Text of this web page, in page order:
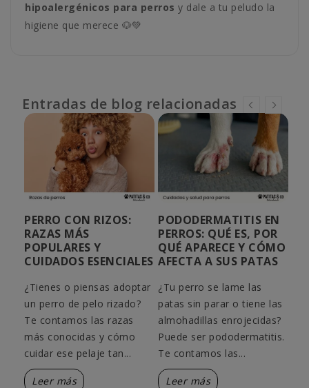
hipoalergénicos para perros y dale a tu peludo la
higiene que merece 🐶💚
Entradas de blog relacionadas
PERRO CON RIZOS:
RAZAS MÁS
POPULARES Y
CUIDADOS ESENCIALES
¿Tienes o piensas adoptar
un perro de pelo rizado?
Te contamos las razas
más conocidas y cómo
cuidar ese pelaje tan...
Leer más
PODODERMATITIS EN
PERROS: QUÉ ES, POR
QUÉ APARECE Y CÓMO
AFECTA A SUS PATAS
¿Tu perro se lame las
patas sin parar o tiene las
almohadillas enrojecidas?
Puede ser pododermatitis.
Te contamos las...
Leer más